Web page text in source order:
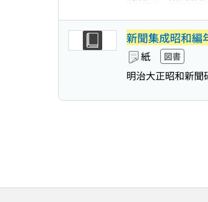
新聞集成昭和編
紙 図書
明治大正昭和新聞